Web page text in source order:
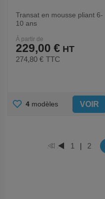
Transat en mousse pliant 6-
10 ans
À partir de
229,00 €
274,80 € TTC
AJOUTER
4 modèles VOIR
Page
Page
1 | Page
2